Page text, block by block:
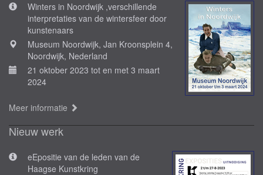
Winters in Noordwijk ,verschillende
interpretaties van de wintersfeer door
kunstenaars
Museum Noordwijk, Jan Kroonsplein 4,
Noordwijk, Nederland
21 oktober 2023 tot en met 3 maart
2024
Meer informatie
Nieuw werk
eEpositie van de leden van de
Haagse Kunstkring